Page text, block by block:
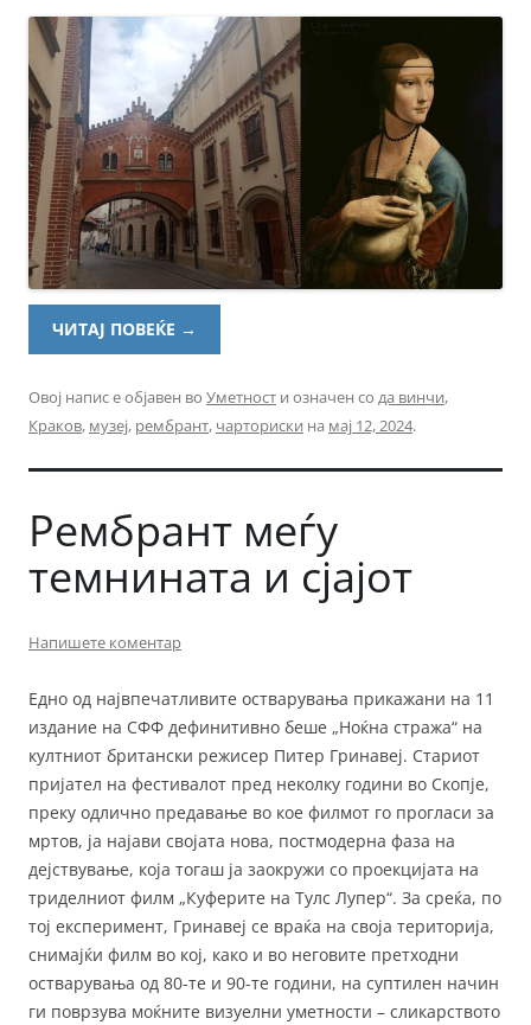
ЧИТАЈ ПОВЕЌЕ →
Овој напис е објавен во Уметност и означен со да винчи,
Краков, музеј, рембрант, чарториски на мај 12, 2024.
Рембрант меѓу
темнината и сјајот
Напишете коментар
Едно од највпечатливите остварувања прикажани на 11
издание на СФФ дефинитивно беше „Ноќна стража“ на
култниот британски режисер Питер Гринавеј. Стариот
пријател на фестивалот пред неколку години во Скопје,
преку одлично предавање во кое филмот го прогласи за
мртов, ја најави својата нова, постмодерна фаза на
дејствување, која тогаш ја заокружи со проекцијата на
триделниот филм „Куферите на Тулс Лупер“. За среќа, по
тој експеримент, Гринавеј се враќа на своја територија,
снимајќи филм во кој, како и во неговите претходни
остварувања од 80-те и 90-те години, на суптилен начин
ги поврзува моќните визуелни уметности – сликарството